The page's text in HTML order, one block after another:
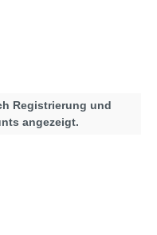
Registrierung und
angezeigt.